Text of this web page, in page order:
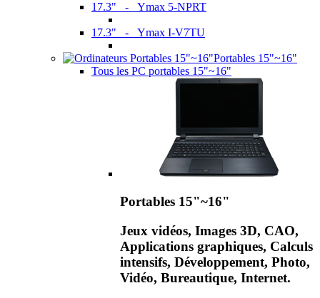
17.3" - Ymax 5-NPRT
17.3" - Ymax I-V7TU
Portables 15"~16"
Tous les PC portables 15"~16"
Portables 15"~16"
Jeux vidéos, Images 3D, CAO,
Applications graphiques, Calculs
intensifs, Développement, Photo,
Vidéo, Bureautique, Internet.